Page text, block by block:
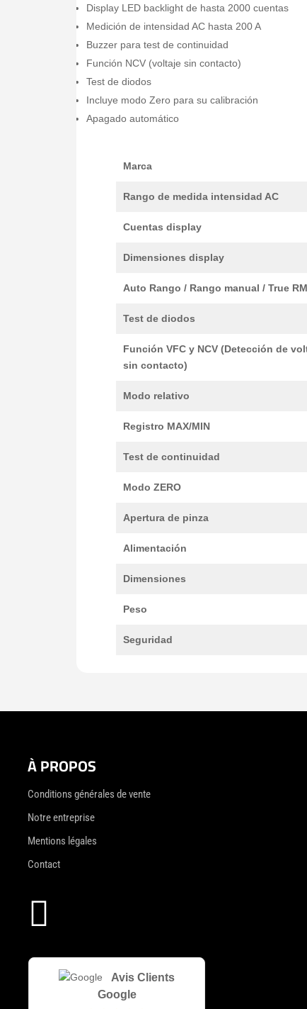
Display LED backlight de hasta 2000 cuentas
Medición de intensidad AC hasta 200 A
Buzzer para test de continuidad
Función NCV (voltaje sin contacto)
Test de diodos
Incluye modo Zero para su calibración
Apagado automático
Marca
Rango de medida intensidad AC
Cuentas display
Dimensiones display
Auto Rango / Rango manual / True
Test de diodos
Función VFC y NCV (Detección de
sin contacto)
Modo relativo
Registro MAX/MIN
Test de continuidad
Modo ZERO
Apertura de pinza
Alimentación
Dimensiones
Peso
Seguridad
À PROPOS
Conditions générales de vente
Notre entreprise
Mentions légales
Contact

Avis Clients
Google